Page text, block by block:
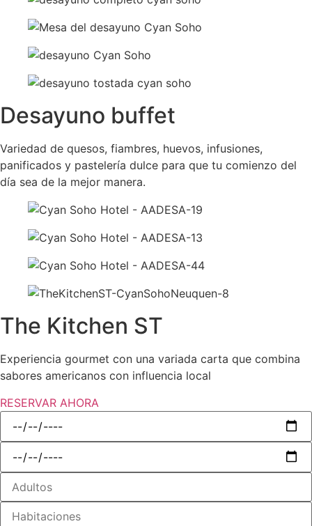
Desayuno buffet
Variedad de quesos, fiambres, huevos, infusiones,
panificados y pastelería dulce para que tu comienzo del
día sea de la mejor manera.
The Kitchen ST
Experiencia gourmet con una variada carta que combina
sabores americanos con influencia local
RESERVAR AHORA